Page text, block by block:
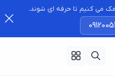
کنیم تا حرفه ای شوند.